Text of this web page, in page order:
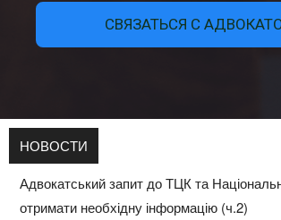
СВЯЗАТЬСЯ С
НОВОСТИ
Адвокатський запит до ТЦК та
отримати необхідну інформацію